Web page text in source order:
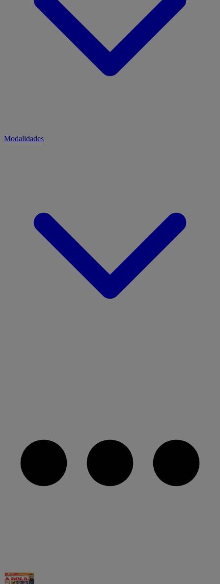
Modalidades